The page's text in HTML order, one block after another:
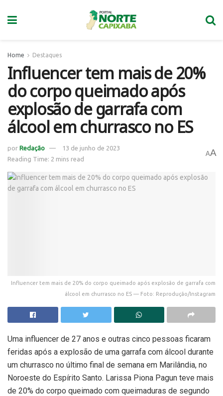
Home Destaques
Influencer tem mais de 20%
do corpo queimado após
explosão de garrafa com
álcool em churrasco no ES
por Redação
13 de junho de 2023
Reading Time: 2 mins read
AA
Influencer tem mais de 20% do corpo queimado após explosão de garrafa com
álcool em churrasco no ES — Foto: Reprodução/Instagram
Uma influencer de 27 anos e outras cinco pessoas ficaram
feridas após a explosão de uma garrafa com álcool durante
um churrasco no último final de semana em Marilândia, no
Noroeste do Espírito Santo. Larissa Piona Pagun teve mais
de 20% do corpo queimado com queimaduras de segundo